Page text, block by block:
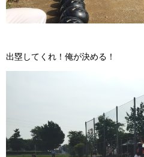
出塁してくれ！俺が決める！